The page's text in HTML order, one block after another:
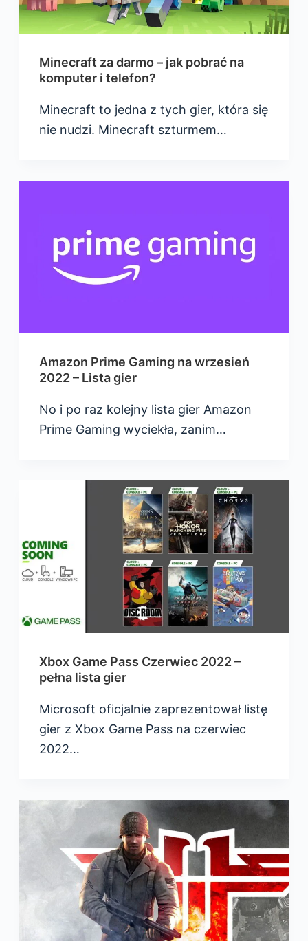
Minecraft za darmo – jak pobrać na
komputer i telefon?
Minecraft to jedna z tych gier, która się
nie nudzi. Minecraft szturmem…
Amazon Prime Gaming na wrzesień
2022 – Lista gier
No i po raz kolejny lista gier Amazon
Prime Gaming wyciekła, zanim…
Xbox Game Pass Czerwiec 2022 –
pełna lista gier
Microsoft oficjalnie zaprezentował listę
gier z Xbox Game Pass na czerwiec
2022…